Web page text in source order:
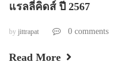
แรลลี่คิดส์ ปี 2567
by jittrapat 0 comments
Read More